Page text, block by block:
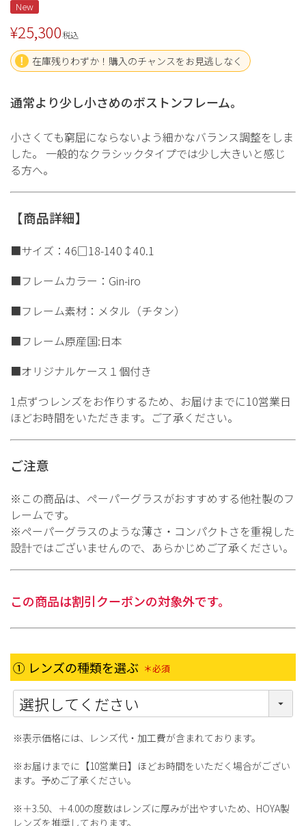
New
¥25,300税込
在庫残りわずか！購入のチャンスをお見逃しなく
通常より少し小さめのボストンフレーム。
小さくても窮屈にならないよう細かなバランス調整をしま
した。 一般的なクラシックタイプでは少し大きいと感じ
る方へ。
【商品詳細】
■サイズ：46□18-140↕40.1
■フレームカラー：Gin-iro
■フレーム素材：メタル（チタン）
■フレーム原産国:日本
■オリジナルケース１個付き
1点ずつレンズをお作りするため、お届けまでに10営業日
ほどお時間をいただきます。ご了承ください。
ご注意
※この商品は、ペーパーグラスがおすすめする他社製のフ
レームです。
※ペーパーグラスのような薄さ・コンパクトさを重視した
設計ではございませんので、あらかじめご了承ください。
この商品は割引クーポンの対象外です。
① レンズの種類を選ぶ
(必須)
※表示価格には、レンズ代・加工費が含まれております。
※お届けまでに【10営業日】ほどお時間をいただく場合がござい
ます。予めご了承ください。
※＋3.50、＋4.00の度数はレンズに厚みが出やすいため、HOYA製
レンズを推奨しております。